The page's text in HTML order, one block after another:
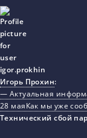
Игорь Прохин:
— Актуальная
28 маяКак мы уже
Технический сбой